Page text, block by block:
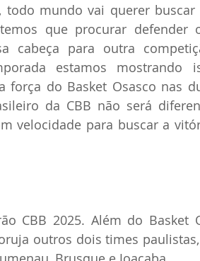
todo mundo vai querer
que procurar
cabeça para outra
estamos mostrando
do Basket Osasco nas
da CBB não será
velocidade para buscar a
CBB 2025. Além do Basket
outros dois times